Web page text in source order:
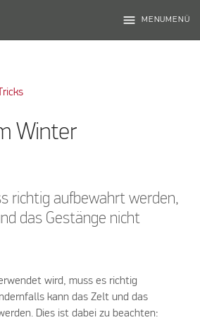
menu MENUMENÜ
Winter
richtig aufbewahrt werden,
das Gestänge nicht
wird, muss es richtig
kann das Zelt und das
Dies ist dabei zu beachten: